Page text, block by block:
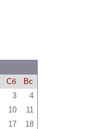
Сб
Вс
3
4
10
11
17
18